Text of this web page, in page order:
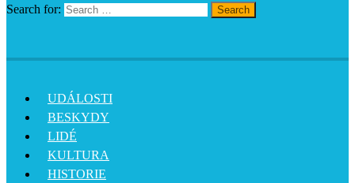
Search for: Search
UDÁLOSTI
BESKYDY
LIDÉ
KULTURA
HISTORIE